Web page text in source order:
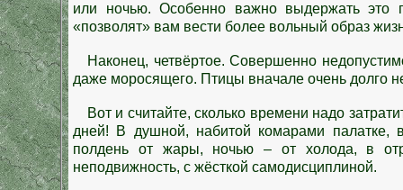
или ночью. Особенно важно выдержать
«позволят» вам вести более вольный образ
Наконец, четвёртое. Совершенно
даже моросящего. Птицы вначале очень долго
Вот и считайте, сколько времени надо
дней! В душной, набитой комарами палатке,
полдень от жары, ночью – от холода, в
неподвижность, с жёсткой самодисциплиной.